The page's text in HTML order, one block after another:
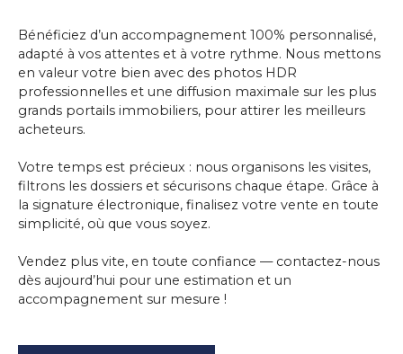
Bénéficiez d’un accompagnement 100% personnalisé,
adapté à vos attentes et à votre rythme. Nous mettons
en valeur votre bien avec des photos HDR
professionnelles et une diffusion maximale sur les plus
grands portails immobiliers, pour attirer les meilleurs
acheteurs.
Votre temps est précieux : nous organisons les visites,
filtrons les dossiers et sécurisons chaque étape. Grâce à
la signature électronique, finalisez votre vente en toute
simplicité, où que vous soyez.
Vendez plus vite, en toute confiance — contactez-nous
dès aujourd’hui pour une estimation et un
accompagnement sur mesure !